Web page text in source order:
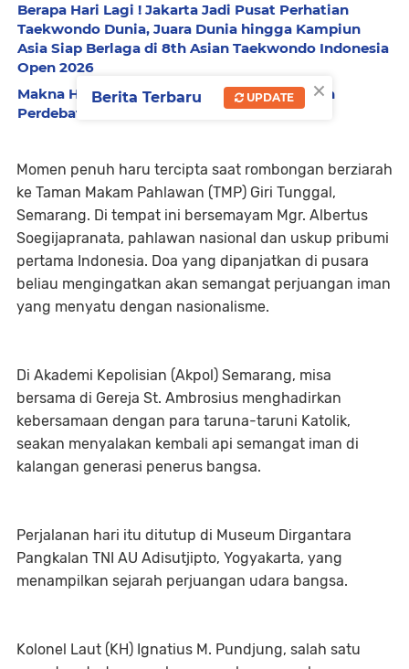
Berapa Hari Lagi ! Jakarta Jadi Pusat Perhatian
Taekwondo Dunia, Juara Dunia hingga Kampiun
Asia Siap Berlaga di 8th Asian Taekwondo Indonesia
Open 2026
Makna Historis Istilah Londo Ireng di Tengah
Perdebatan Publik
Momen penuh haru tercipta saat rombongan berziarah
ke Taman Makam Pahlawan (TMP) Giri Tunggal,
Semarang. Di tempat ini bersemayam Mgr. Albertus
Soegijapranata, pahlawan nasional dan uskup pribumi
pertama Indonesia. Doa yang dipanjatkan di pusara
beliau mengingatkan akan semangat perjuangan iman
yang menyatu dengan nasionalisme.
Di Akademi Kepolisian (Akpol) Semarang, misa
bersama di Gereja St. Ambrosius menghadirkan
kebersamaan dengan para taruna-taruni Katolik,
seakan menyalakan kembali api semangat iman di
kalangan generasi penerus bangsa.
Perjalanan hari itu ditutup di Museum Dirgantara
Pangkalan TNI AU Adisutjipto, Yogyakarta, yang
menampilkan sejarah perjuangan udara bangsa.
Kolonel Laut (KH) Ignatius M. Pundjung, salah satu
×
Berita Terbaru UPDATE